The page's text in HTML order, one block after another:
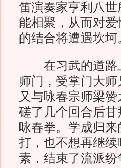
笛演奏家亨利八
能相聚，从而对
的结合将遭遇坎坷
在习武的道路
师门，受掌门大
又与咏春宗师梁
磋了几个回合后
咏春拳。学成归
打，也不想再继
素，结束了流派纷